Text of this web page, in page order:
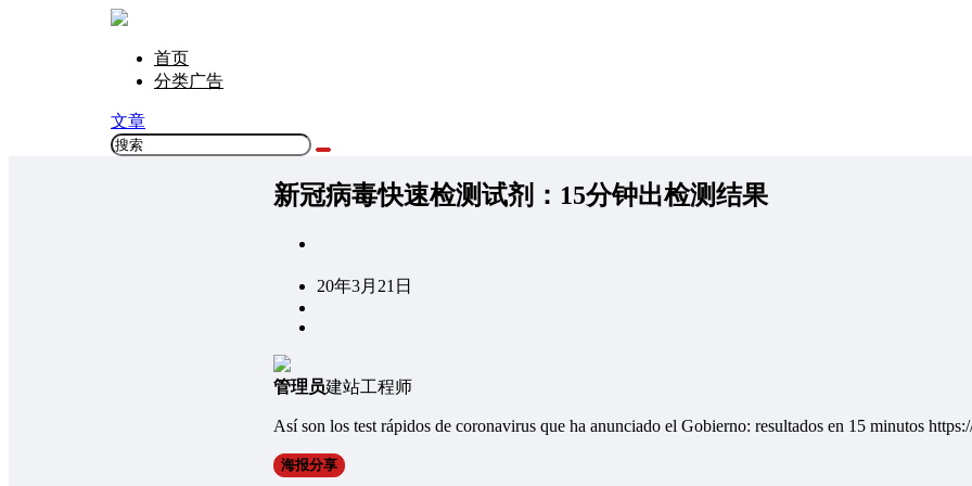
首页
分类广告
文章
新冠病毒快速检测试剂：15分钟出检测结果
20年3月21日
管理员建站工程师
Así son los test rápidos de coronavirus que ha anunciado el Gobierno: resultados en 15 minutos
海报分享